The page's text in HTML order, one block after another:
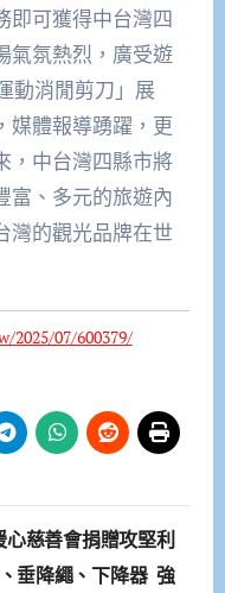
即可獲得中台灣四
氣氛熱烈，廣受遊
動消閒剪刀」展
媒體報導踴躍，更
，中台灣四縣市將
富、多元的旅遊內
灣的觀光品牌在世
2025/07/600379/
心慈善會捐贈攻堅利
垂降繩、下降器 強